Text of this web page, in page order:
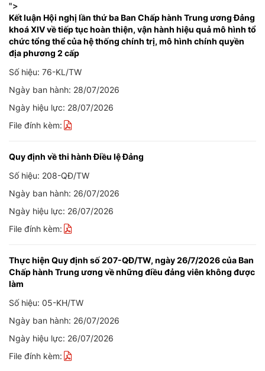
">
Kết luận Hội nghị lần thứ ba Ban Chấp hành Trung ương Đảng
khoá XIV về tiếp tục hoàn thiện, vận hành hiệu quả mô hình tổ
chức tổng thể của hệ thống chính trị, mô hình chính quyền
địa phương 2 cấp
Số hiệu: 76-KL/TW
Ngày ban hành: 28/07/2026
Ngày hiệu lực: 28/07/2026
File đính kèm:
Quy định về thi hành Điều lệ Đảng
Số hiệu: 208-QĐ/TW
Ngày ban hành: 26/07/2026
Ngày hiệu lực: 26/07/2026
File đính kèm:
Thực hiện Quy định số 207-QĐ/TW, ngày 26/7/2026 của Ban
Chấp hành Trung ương về những điều đảng viên không được
làm
Số hiệu: 05-KH/TW
Ngày ban hành: 26/07/2026
Ngày hiệu lực: 26/07/2026
File đính kèm: